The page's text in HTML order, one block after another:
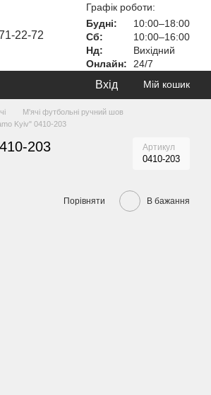
22-72
Графік роботи:
Будні:
10:00–18:00
Сб:
10:00–16:00
Нд:
Вихідний
Онлайн:
24/7
Вхід Мій кошик
М'ячі футбольні ручний шов
Kyiv" 0410-203
203 Артикул
0410-203
Порівняти В бажання